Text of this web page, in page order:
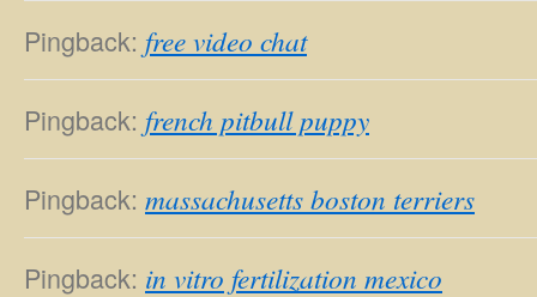
Pingback: free video chat
Pingback: french pitbull puppy
Pingback: massachusetts boston terriers
Pingback: in vitro fertilization mexico